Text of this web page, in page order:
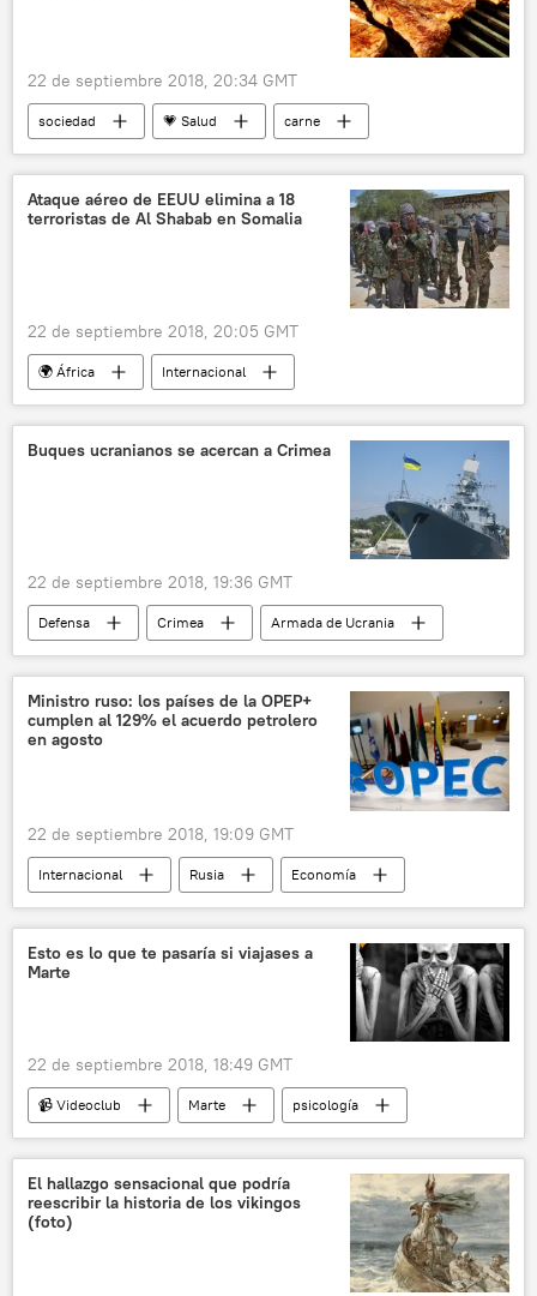
22 de septiembre 2018, 20:34 GMT
sociedad 💗 Salud
carne
enfermedad
noticias
Ataque aéreo de EEUU elimina a 18
terroristas de Al Shabab en Somalia
22 de septiembre 2018, 20:05 GMT
🌍 África
Internacional
América del Norte
EEUU
Somalia
Al Shabab
noticias
Buques ucranianos se acercan a Crimea
22 de septiembre 2018, 19:36 GMT
Defensa Crimea
Armada de Ucrania
guardia fronteriza
costas
escolta
noticias
Ministro ruso: los países de la OPEP+
cumplen al 129% el acuerdo petrolero
en agosto
22 de septiembre 2018, 19:09 GMT
Internacional Rusia
Economía
Alexandr Nóvak
OPEP
petróleo
noticias
Esto es lo que te pasaría si viajases a
Marte
22 de septiembre 2018, 18:49 GMT
📹 Videoclub Marte
psicología
viaje espacial
El hallazgo sensacional que podría
reescribir la historia de los vikingos
(foto)